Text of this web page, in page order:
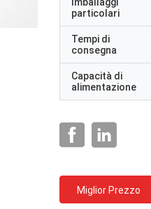
particolari
Tempi di
consegna
Capacità di
alimentazione
Miglior Prezzo